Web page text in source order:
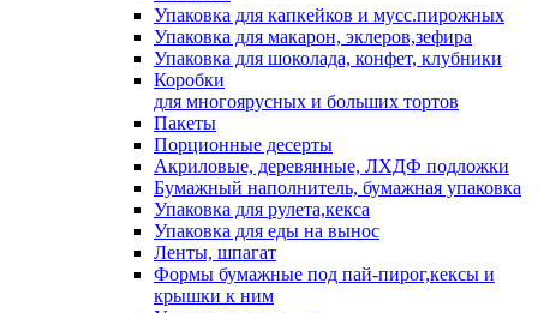
Упаковка для капкейков и мусс.пирожных
Упаковка для макарон, эклеров,зефира
Упаковка для шоколада, конфет, клубники
Коробки
для многоярусных и больших тортов
Пакеты
Порционные десерты
Акриловые, деревянные, ЛХДФ подложки
Бумажный наполнитель, бумажная упаковка
Упаковка для рулета,кекса
Упаковка для еды на вынос
Ленты, шпагат
Формы бумажные под пай-пирог,кексы и
крышки к ним